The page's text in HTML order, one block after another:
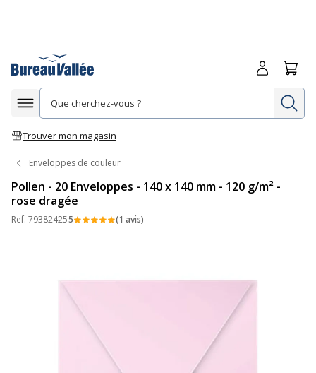
Afficher la navigation
Trouver mon magasin
Me
Enveloppes de couleur
Pollen - 20 Enveloppes - 140 x 140 mm - 120 g/m² -
rose dragée
Ref. 793824255 (1 avis)